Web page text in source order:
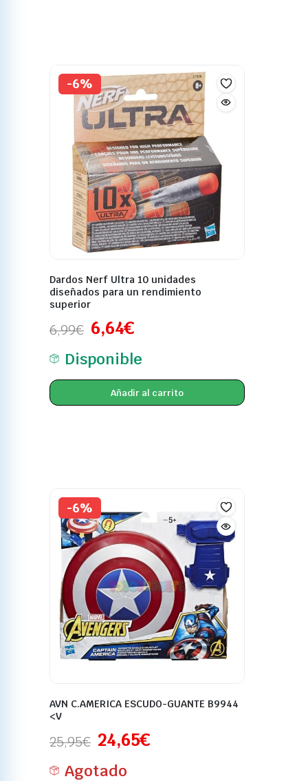
-6%
Dardos Nerf Ultra 10 unidades
diseñados para un rendimiento
superior
6,99€ 6,64€
Disponible
Añadir al carrito
-6%
AVN C.AMERICA ESCUDO-GUANTE B9944
<V
25,95€ 24,65€
Agotado